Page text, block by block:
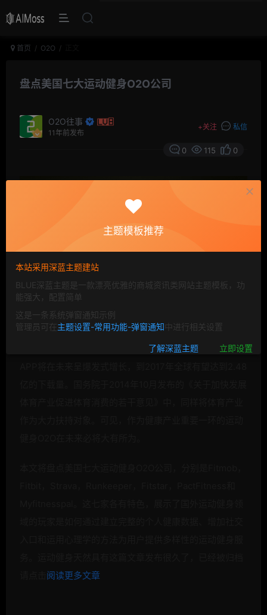
首页 O2O
盘点美国七大运动健身O2O公司
O2O往事
11年前发布
+关注 私信
0 115 0
据市场调查公司IHSElectronicsandMedi预测，运动健身
阅读更多文章
主题模板推荐
本站采用深蓝主题建站
BLUE深蓝主题是一款漂亮优雅的商城资讯类网站主题模板，功
能强大，配置简单
这是一条系统弹窗通知示例
管理员可在主题设置-常用功能-弹窗通知中进行相关设置
了解深蓝主题 立即设置